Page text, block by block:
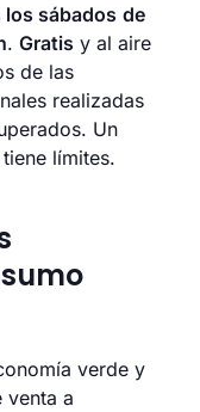
sábados de
. Gratis y al aire
de las
realizadas
Un
límites.
verde y
venta a